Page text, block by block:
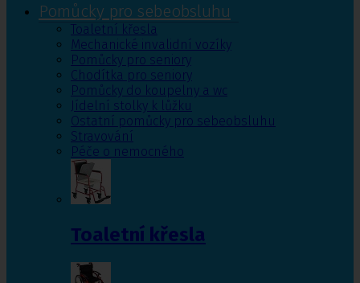
Pomůcky pro sebeobsluhu
Toaletní křesla
Mechanické invalidní vozíky
Pomůcky pro seniory
Chodítka pro seniory
Pomůcky do koupelny a wc
Jídelní stolky k lůžku
Ostatní pomůcky pro sebeobsluhu
Stravování
Péče o nemocného
Toaletní křesla